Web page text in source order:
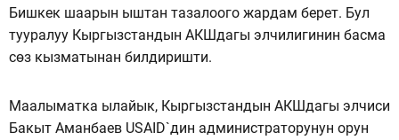
Бишкек шаарын ыштан тазалоого жардам берет. Бул
тууралуу Кыргызстандын АКШдагы элчилигинин басма
сөз кызматынан билдиришти.
Маалыматка ылайык, Кыргызстандын АКШдагы элчиси
Бакыт Аманбаев USAID`дин администраторунун орун